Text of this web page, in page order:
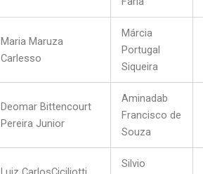
Maria Maruza
Carlesso
Márcia
Portugal
Siqueira
Deomar Bittencourt
Pereira Junior
Aminadab
Francisco de
Souza
Silvio